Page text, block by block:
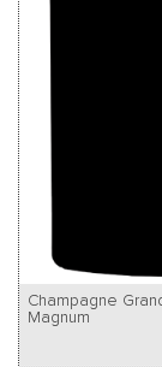
Champagne
Magnum